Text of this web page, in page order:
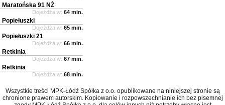
Maratońska 91 NŻ
Dojeżdża w: 64 min.
Popiełuszki
Dojeżdża w: 65 min.
Popiełuszki 21
Dojeżdża w: 66 min.
Retkinia
Dojeżdża w: 67 min.
Retkinia
Dojeżdża w: 68 min.
Wszystkie treści MPK-Łódź Spółka z o.o. opublikowane na niniejszej stronie są
chronione prawem autorskim. Kopiowanie i rozpowszechnianie ich bez pisemnej